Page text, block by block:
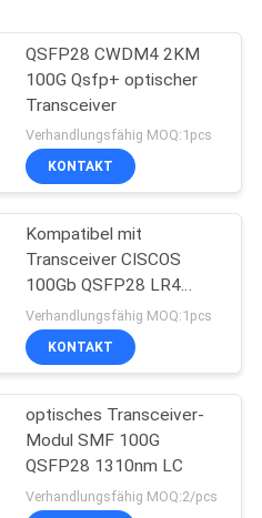
QSFP28 CWDM4 2KM
100G Qsfp+ optischer
Transceiver
Verhandlungsfähig MOQ:1pcs
KONTAKT
Kompatibel mit
Transceiver CISCOS
100Gb QSFP28 LR4
25KM Ethernet-QSFP+
Verhandlungsfähig MOQ:1pcs
KONTAKT
optisches Transceiver-
Modul SMF 100G
QSFP28 1310nm LC
Verhandlungsfähig MOQ:2/pcs